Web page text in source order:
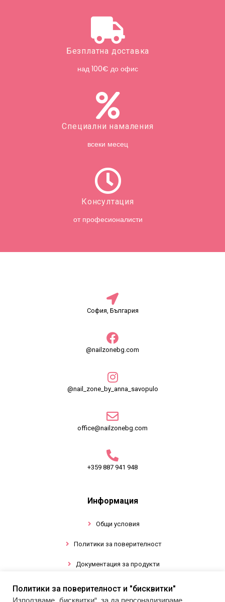
Безплатна доставка
над 100€ до офис
Специални намаления
всеки месец
Консултация
от професионалисти
София, България
@nailzonebg.com
@nail_zone_by_anna_savopulo
office@nailzonebg.com
+359 887 941 948
Информация
Общи условия
Политики за поверителност
Документация за продукти
Промоции
Политики за поверителност и "бисквитки"